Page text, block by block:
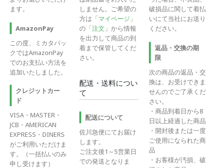
ます。
AmazonPay
この度、ミカタパッ
クではAmazonPay
でのお支払い方法を
追加いたしました。
クレジットカー
ド
VISA・MASTER・
JCB・AMERICAN
EXPRESS・DINERS
がご利用いただけま
す。（一括払いのみ
申し受けます）
しません。ご希望の
方は「マイページ 」
の「注文 」から情報
を出力して商品の到
着まで保管してくだ
さい。
配送・送料につい
て
配送について
佐川急便にてお届け
します。
ご注文後1～5営業日
での発送となりま
破損品に関して着払
いにて当社にお送り
ください。
返品・交換の期
限
次の商品の返品・交
換は、お受けできま
せんのでご了承くだ
さい。
・商品到着日から8
日以上経過した商品
・開封後または一度
ご使用になられた商
品
・お客様が汚損、破